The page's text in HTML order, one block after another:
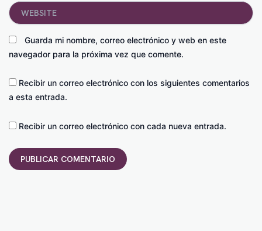
Guarda mi nombre, correo electrónico y web en este
navegador para la próxima vez que comente.
Website
Recibir un correo electrónico con los siguientes comentarios
a esta entrada.
Recibir un correo electrónico con cada nueva entrada.